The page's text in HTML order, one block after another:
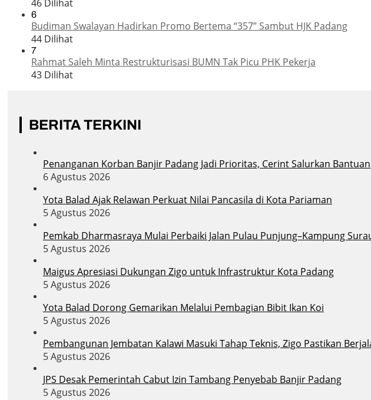
46 Dilihat
6
Budiman Swalayan Hadirkan Promo Bertema “357” Sambut HJK Padang
44 Dilihat
7
Rahmat Saleh Minta Restrukturisasi BUMN Tak Picu PHK Pekerja
43 Dilihat
BERITA TERKINI
Penanganan Korban Banjir Padang Jadi Prioritas, Cerint Salurkan Bantuan
6 Agustus 2026
Yota Balad Ajak Relawan Perkuat Nilai Pancasila di Kota Pariaman
5 Agustus 2026
Pemkab Dharmasraya Mulai Perbaiki Jalan Pulau Punjung–Kampung
5 Agustus 2026
Maigus Apresiasi Dukungan Zigo untuk Infrastruktur Kota Padang
5 Agustus 2026
Yota Balad Dorong Gemarikan Melalui Pembagian Bibit Ikan Koi
5 Agustus 2026
Pembangunan Jembatan Kalawi Masuki Tahap Teknis, Zigo Pastikan
5 Agustus 2026
JPS Desak Pemerintah Cabut Izin Tambang Penyebab Banjir Padang
5 Agustus 2026